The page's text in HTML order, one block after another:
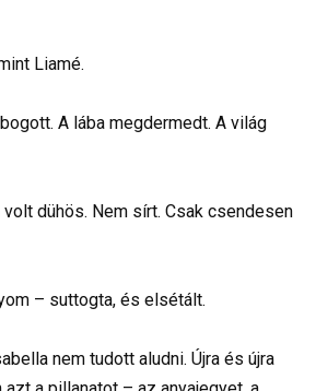
Liamé.
A lába megdermedt. A világ
dühös. Nem sírt. Csak csendesen
– suttogta, és elsétált.
nem tudott aludni. Újra és újra